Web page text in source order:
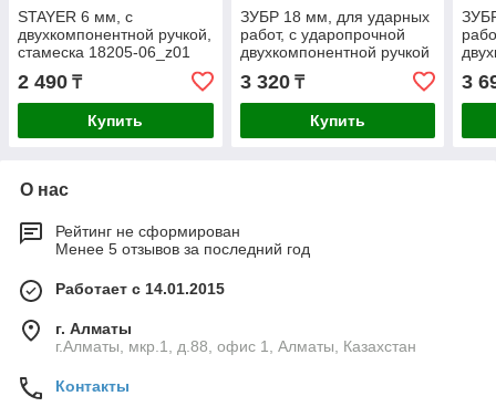
STAYER 6 мм, с
двухкомпонентной ручкой,
стамеска 18205-06_z01
2 490 ₸
Купить
ЗУБР 18 мм, для ударных
работ, с ударопрочной
двухкомпонентной ручкой
и стальным затыльником,
стамеска
3 320₸
Купить
3
О нас
Рейтинг не сформирован
Менее 5 отзывов за последний год
Работает с 14.01.2015
г. Алматы
г.Алматы, мкр.1, д.88, офис 1, Алматы, Казахстан
Контакты